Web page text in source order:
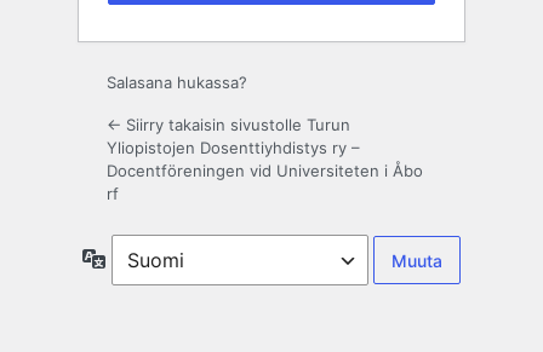
Salasana hukassa?
← Siirry takaisin sivustolle Turun
Yliopistojen Dosenttiyhdistys ry –
Docentföreningen vid Universiteten i Åbo
rf
Kieli